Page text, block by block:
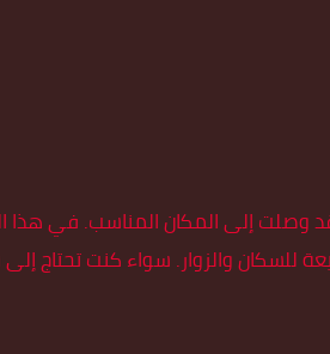
إلى المكان المناسب. في هذا
والزوار. سواء كنت تحتاج